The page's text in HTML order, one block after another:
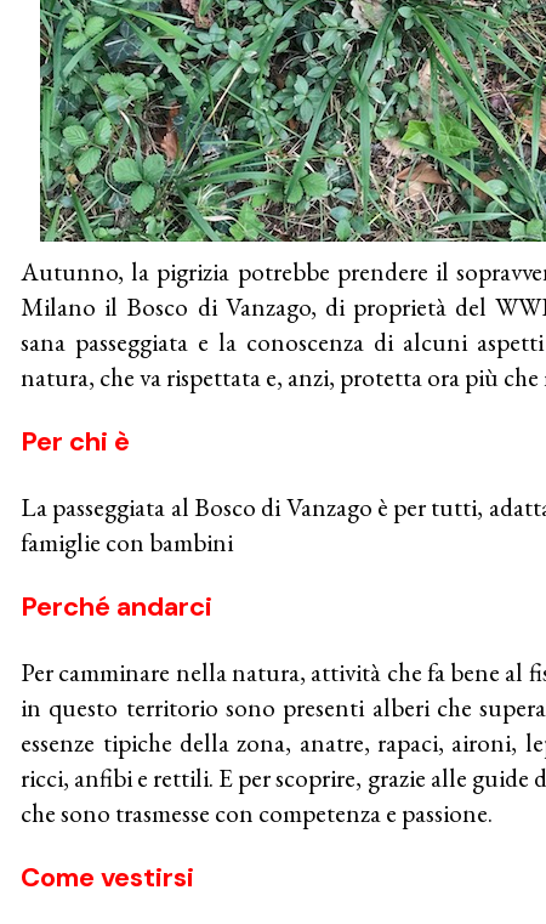
Autunno, la pigrizia potrebbe prendere il
Milano il Bosco di Vanzago, di proprietà del
sana passeggiata e la conoscenza di alcuni
natura, che va rispettata e, anzi, protetta ora più che
Per chi è
La passeggiata al Bosco di Vanzago è per tutti,
famiglie con bambini
Perché andarci
Per camminare nella natura, attività che fa bene al
in questo territorio sono presenti alberi che
essenze tipiche della zona, anatre, rapaci, aironi,
ricci, anfibi e rettili. E per scoprire, grazie alle guide
che sono trasmesse con competenza e passione.
Come vestirsi